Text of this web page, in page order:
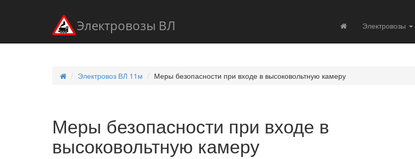
Электровозы ВЛ Электровозы
Электровоз ВЛ 11м Меры безопасности при входе в высоковольтную камеру
Меры безопасности при входе в
высоковольтную камеру